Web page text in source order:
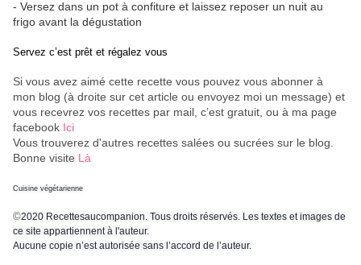
- Versez dans un pot à confiture et laissez reposer un nuit au
frigo avant la dégustation
Servez c’est prêt et régalez vous
Si vous avez aimé cette recette vous pouvez vous abonner à
mon blog (à droite sur cet article ou envoyez moi un message) et
vous recevrez vos recettes par mail, c’est gratuit , ou à ma page
facebook Ici
Vous trouverez d'autres recettes salées ou sucrées sur le blog.
Bonne visite Là
Cuisine végétarienne
©2020 Recettesaucompanion. Tous droits réservés. Les textes et images de
ce site appartiennent à l'auteur.
Aucune copie n’est autorisée sans l’accord de l’auteur.